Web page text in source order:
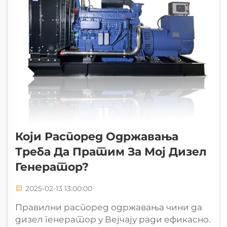
Који Распоред Одржавања
Треба Да Пратим За Мој Дизел
Генератор?
2025-02-13 13:00:00
Правилни распоред одржавања чини да
дизел генератор у Вејчају ради ефикасно.